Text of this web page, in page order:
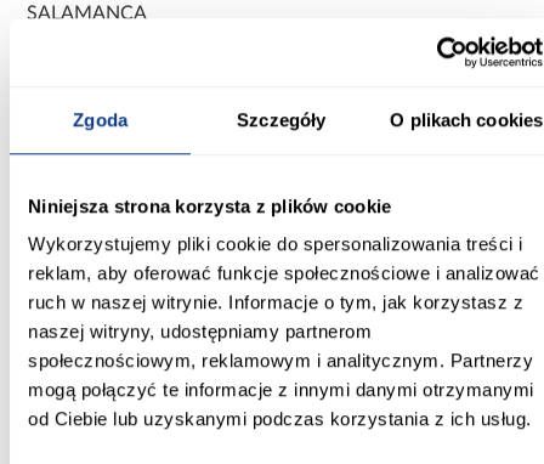
Zgoda Szczegóły O plikach cookies
Niniejsza strona korzysta z plików cookie
Wykorzystujemy pliki cookie do spersonalizowania treści i
reklam, aby oferować funkcje społecznościowe i analizować
ruch w naszej witrynie. Informacje o tym, jak korzystasz z
naszej witryny, udostępniamy partnerom
społecznościowym, reklamowym i analitycznym. Partnerzy
mogą połączyć te informacje z innymi danymi otrzymanymi
od Ciebie lub uzyskanymi podczas korzystania z ich usług.
SALAMANCA
wszystkie pomieszczenia
Zobacz więcej >
Inni Klienci sprawdzali również